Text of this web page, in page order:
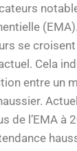
se
Cela
entre un
de l’EMA à